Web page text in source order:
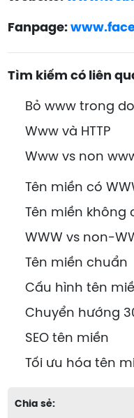
Fanpage:
Tìm kiếm có liên
Bỏ www trong
Www và HTTP
Www vs non
Tên miền có
Tên miền không
WWW vs non-
Tên miền chuẩn
Cấu hình tên
Chuyển hướng
SEO tên miền
Tối ưu hóa tên
Chia sẻ: